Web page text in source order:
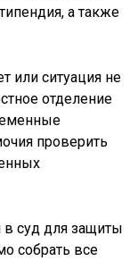
а также
или ситуация не
отделение
проверить
суд для защиты
собрать все